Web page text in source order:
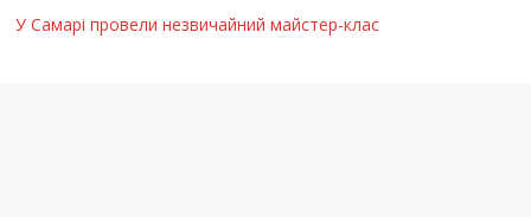
У Самарі провели незвичайний майстер-клас